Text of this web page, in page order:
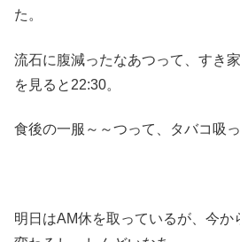
た。
流石に腹減ったなあつって、すき
を見ると22:30。
食後の一服～～つって、タバコ吸
明日はAM休を取っているが、今か